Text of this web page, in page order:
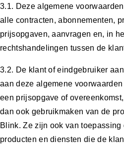
3.1. Deze algemene
alle contracten, abonnementen,
prijsopgaven, aanvragen en, in
rechtshandelingen tussen de
3.2. De klant of eindgebruiker
aan deze algemene
een prijsopgave of
dan ook gebruikmaken van de
Blink. Ze zijn ook van
producten en diensten die de